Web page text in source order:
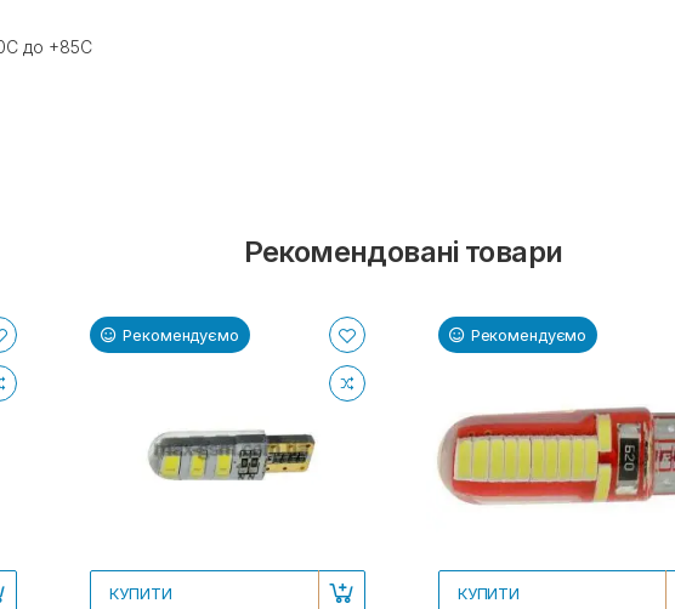
до +85С
Рекомендовані товари
Рекомендуємо
КУПИТИ
Рекомендуємо
КУПИТИ